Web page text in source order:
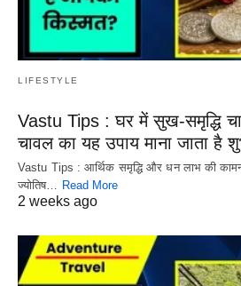
LIFESTYLE
Vastu Tips : घर में सुख-समृद्धि
चावल का यह उपाय माना जाता है
Vastu Tips : आर्थिक समृद्धि और धन लाभ की
ज्योतिष… Read More
2 weeks ago